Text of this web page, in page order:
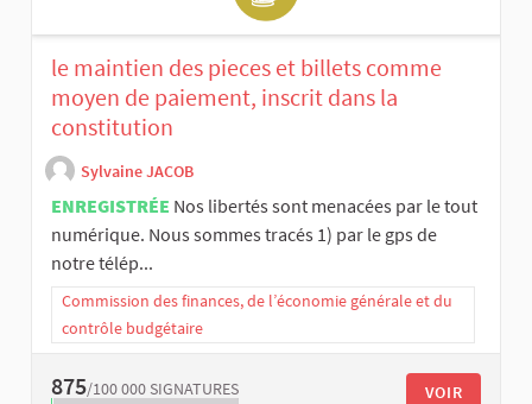
le maintien des pieces et billets comme
moyen de paiement, inscrit dans la
constitution
Sylvaine JACOB
ENREGISTRÉE Nos libertés sont menacées par le tout
numérique. Nous sommes tracés 1) par le gps de
notre télép...
Commission des finances, de l’économie générale et du
contrôle budgétaire
875/100 000 SIGNATURES VOIR